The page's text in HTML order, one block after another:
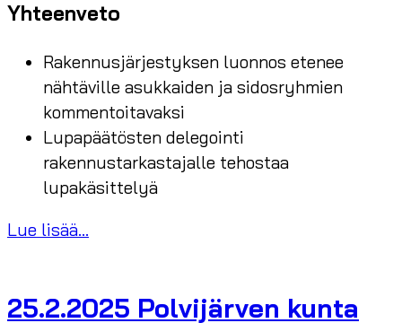
Yhteenveto
Rakennusjärjestyksen luonnos etenee
nähtäville asukkaiden ja sidosryhmien
kommentoitavaksi
Lupapäätösten delegointi
rakennustarkastajalle tehostaa
lupakäsittelyä
Lue lisää...
25.2.2025 Polvijärven kunta